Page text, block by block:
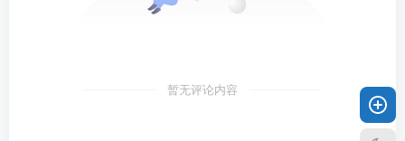
暂无评论内容